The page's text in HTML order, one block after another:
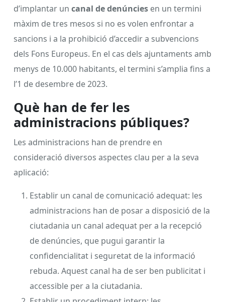
d’implantar un canal de denúncies en un termini
màxim de tres mesos si no es volen enfrontar a
sancions i a la prohibició d’accedir a subvencions
dels Fons Europeus. En el cas dels ajuntaments amb
menys de 10.000 habitants, el termini s’amplia fins a
l’1 de desembre de 2023.
Què han de fer les
administracions públiques?
Les administracions han de prendre en
consideració diversos aspectes clau per a la seva
aplicació:
Establir un canal de comunicació adequat: les
administracions han de posar a disposició de la
ciutadania un canal adequat per a la recepció
de denúncies, que pugui garantir la
confidencialitat i seguretat de la informació
rebuda. Aquest canal ha de ser ben publicitat i
accessible per a la ciutadania.